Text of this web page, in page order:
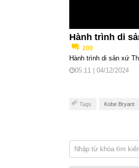
Hành trình di
200
Hành trình di sản xứ
05:11 | 04/12/2024
Tags Kobe Bryant